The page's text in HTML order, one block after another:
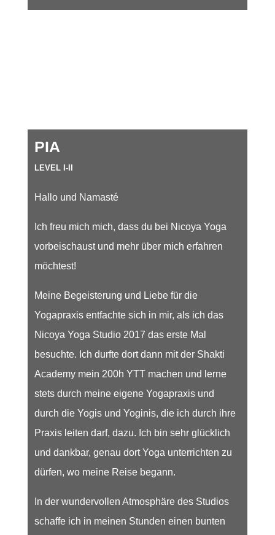
PIA
LEVEL I-II
Hallo und Namasté
Ich freu mich mich, dass du bei Nicoya Yoga
vorbeischaust und mehr über mich erfahren
möchtest!
Meine Begeisterung und Liebe für die
Yogapraxis entfachte sich in mir, als ich das
Nicoya Yoga Studio 2017 das erste Mal
besuchte. Ich durfte dort dann mit der Shakti
Academy mein 200h YTT machen und lerne
stets durch meine eigene Yogapraxis und
durch die Yogis und Yoginis, die ich durch ihre
Praxis leiten darf, dazu. Ich bin sehr glücklich
und dankbar, genau dort Yoga unterrichten zu
dürfen, wo meine Reise begann.
In der wundervollen Atmosphäre des Studios
schaffe ich in meinen Stunden einen bunten